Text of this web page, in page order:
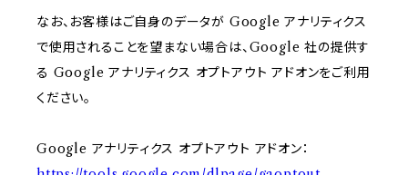
なお、お客様はご自身のデータが Google アナリティクス
で使用されることを望まない場合は、Google 社の提供す
る Google アナリティクス オプトアウト アドオンをご利用
ください。
Google アナリティクス オプトアウト アドオン：